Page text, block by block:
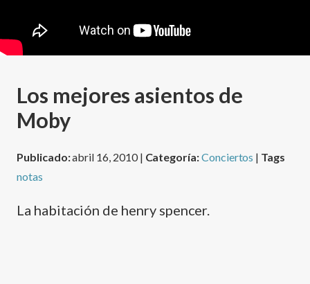
Los mejores asientos de
Moby
Publicado:abril 16, 2010 | Categoría:Conciertos | Tags
notas
La habitación de henry spencer.